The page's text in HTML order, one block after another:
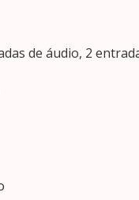
de áudio, 2